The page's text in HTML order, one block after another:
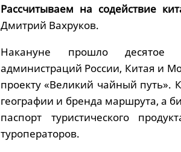
Рассчитываем на содействие
Дмитрий Вахруков.
Накануне прошло десятое
администраций России, Китая и
проекту «Великий чайный путь».
географии и бренда маршрута, а
паспорт туристического
туроператоров.